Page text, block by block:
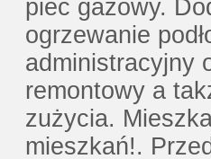
piec gazowy.
ogrzewanie
administracyjny
remontowy a
zużycia.
mieszkań!.